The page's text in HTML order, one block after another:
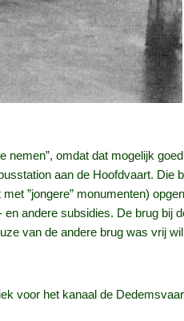
nemen”, omdat dat mogelijk
aan de Hoofdvaart. Die
”jongere” monumenten)
andere subsidies. De brug bij
van de andere brug was vrij
voor het kanaal de